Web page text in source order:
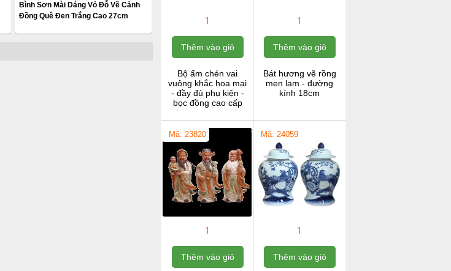
Bình Sơn Mài Dáng Vỏ Đỗ Vẽ Cảnh
Đồng Quê Đen Trắng Cao 27cm
1
Thêm vào giỏ
Bộ ấm chén vai
vuông khắc hoa mai
- đầy đủ phụ kiện -
bọc đồng cao cấp
1
Thêm vào giỏ
Bát hương vẽ rồng
men lam - đường
kính 18cm
Mã: 23820
1
Thêm vào giỏ
Mã: 24059
1
Thêm vào giỏ